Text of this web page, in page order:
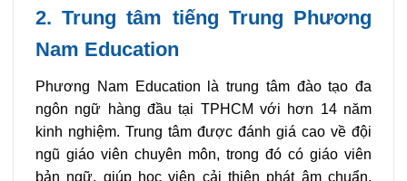
2. Trung tâm tiếng Trung Phương
Nam Education
Phương Nam Education là trung tâm đào tạo đa
ngôn ngữ hàng đầu tại TPHCM với hơn 14 năm
kinh nghiệm. Trung tâm được đánh giá cao về đội
ngũ giáo viên chuyên môn, trong đó có giáo viên
bản ngữ, giúp học viên cải thiện phát âm chuẩn.